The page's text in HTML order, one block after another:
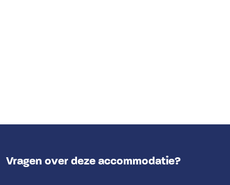
Kinderstoel tegen betaling
Kinderbed tegen betaling
Vragen over deze accommodatie?